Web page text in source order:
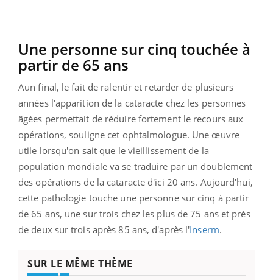
Une personne sur cinq touchée à
partir de 65 ans
Aun final, le fait de ralentir et retarder de plusieurs
années l'apparition de la cataracte chez les personnes
âgées permettait de réduire fortement le recours aux
opérations, souligne cet ophtalmologue. Une œuvre
utile lorsqu'on sait que le vieillissement de la
population mondiale va se traduire par un doublement
des opérations de la cataracte d'ici 20 ans. Aujourd'hui,
cette pathologie touche une personne sur cinq à partir
de 65 ans, une sur trois chez les plus de 75 ans et près
de deux sur trois après 85 ans, d'après l'Inserm.
SUR LE MÊME THÈME